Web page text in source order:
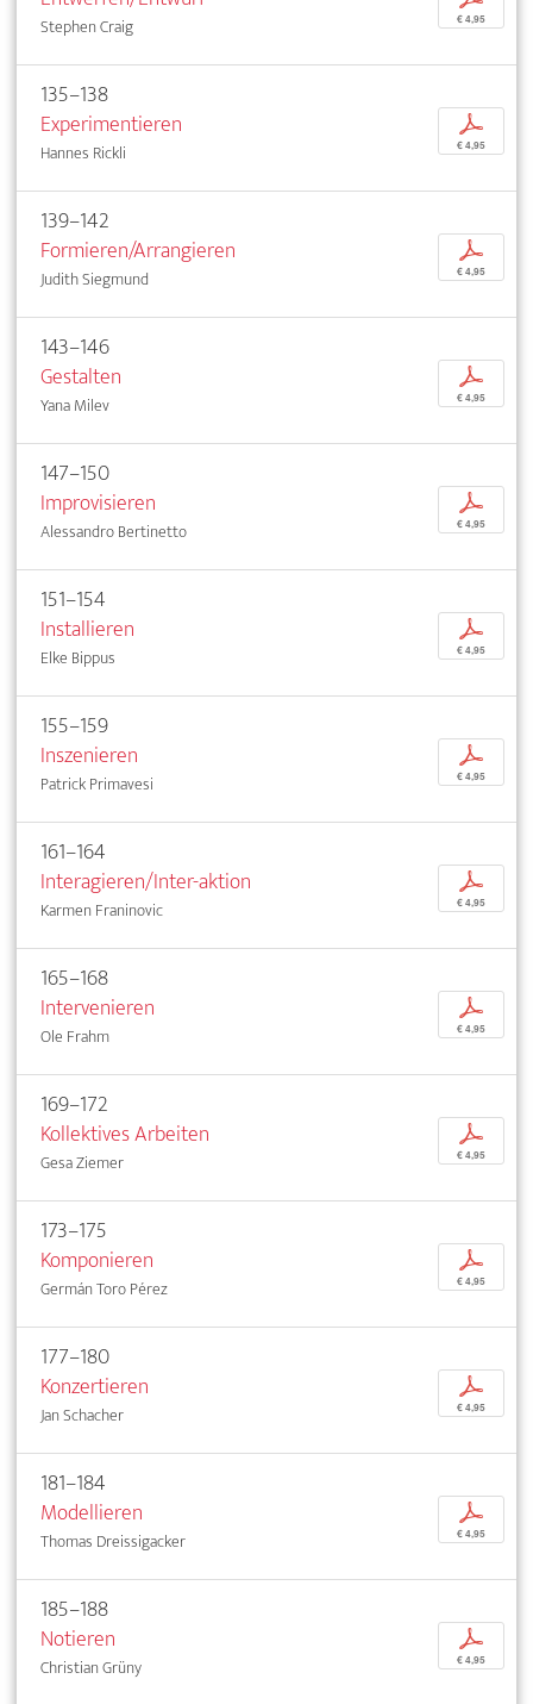
Stephen Craig € 4,95
135–138
Experimentieren
Hannes Rickli
p
€ 4,95
139–142
Formieren/Arrangieren
Judith Siegmund
p
€ 4,95
143–146
Gestalten
Yana Milev
p
€ 4,95
147–150
Improvisieren
Alessandro Bertinetto
p
€ 4,95
151–154
Installieren
Elke Bippus
p
€ 4,95
155–159
Inszenieren
Patrick Primavesi
p
€ 4,95
161–164
Interagieren/Inter-aktion
Karmen Franinovic
p
€ 4,95
165–168
Intervenieren
Ole Frahm
p
€ 4,95
169–172
Kollektives Arbeiten
Gesa Ziemer
p
€ 4,95
173–175
Komponieren
Germán Toro Pérez
p
€ 4,95
177–180
Konzertieren
Jan Schacher
p
€ 4,95
181–184
Modellieren
Thomas Dreissigacker
p
€ 4,95
185–188
Notieren
Christian Grüny
p
€ 4,95